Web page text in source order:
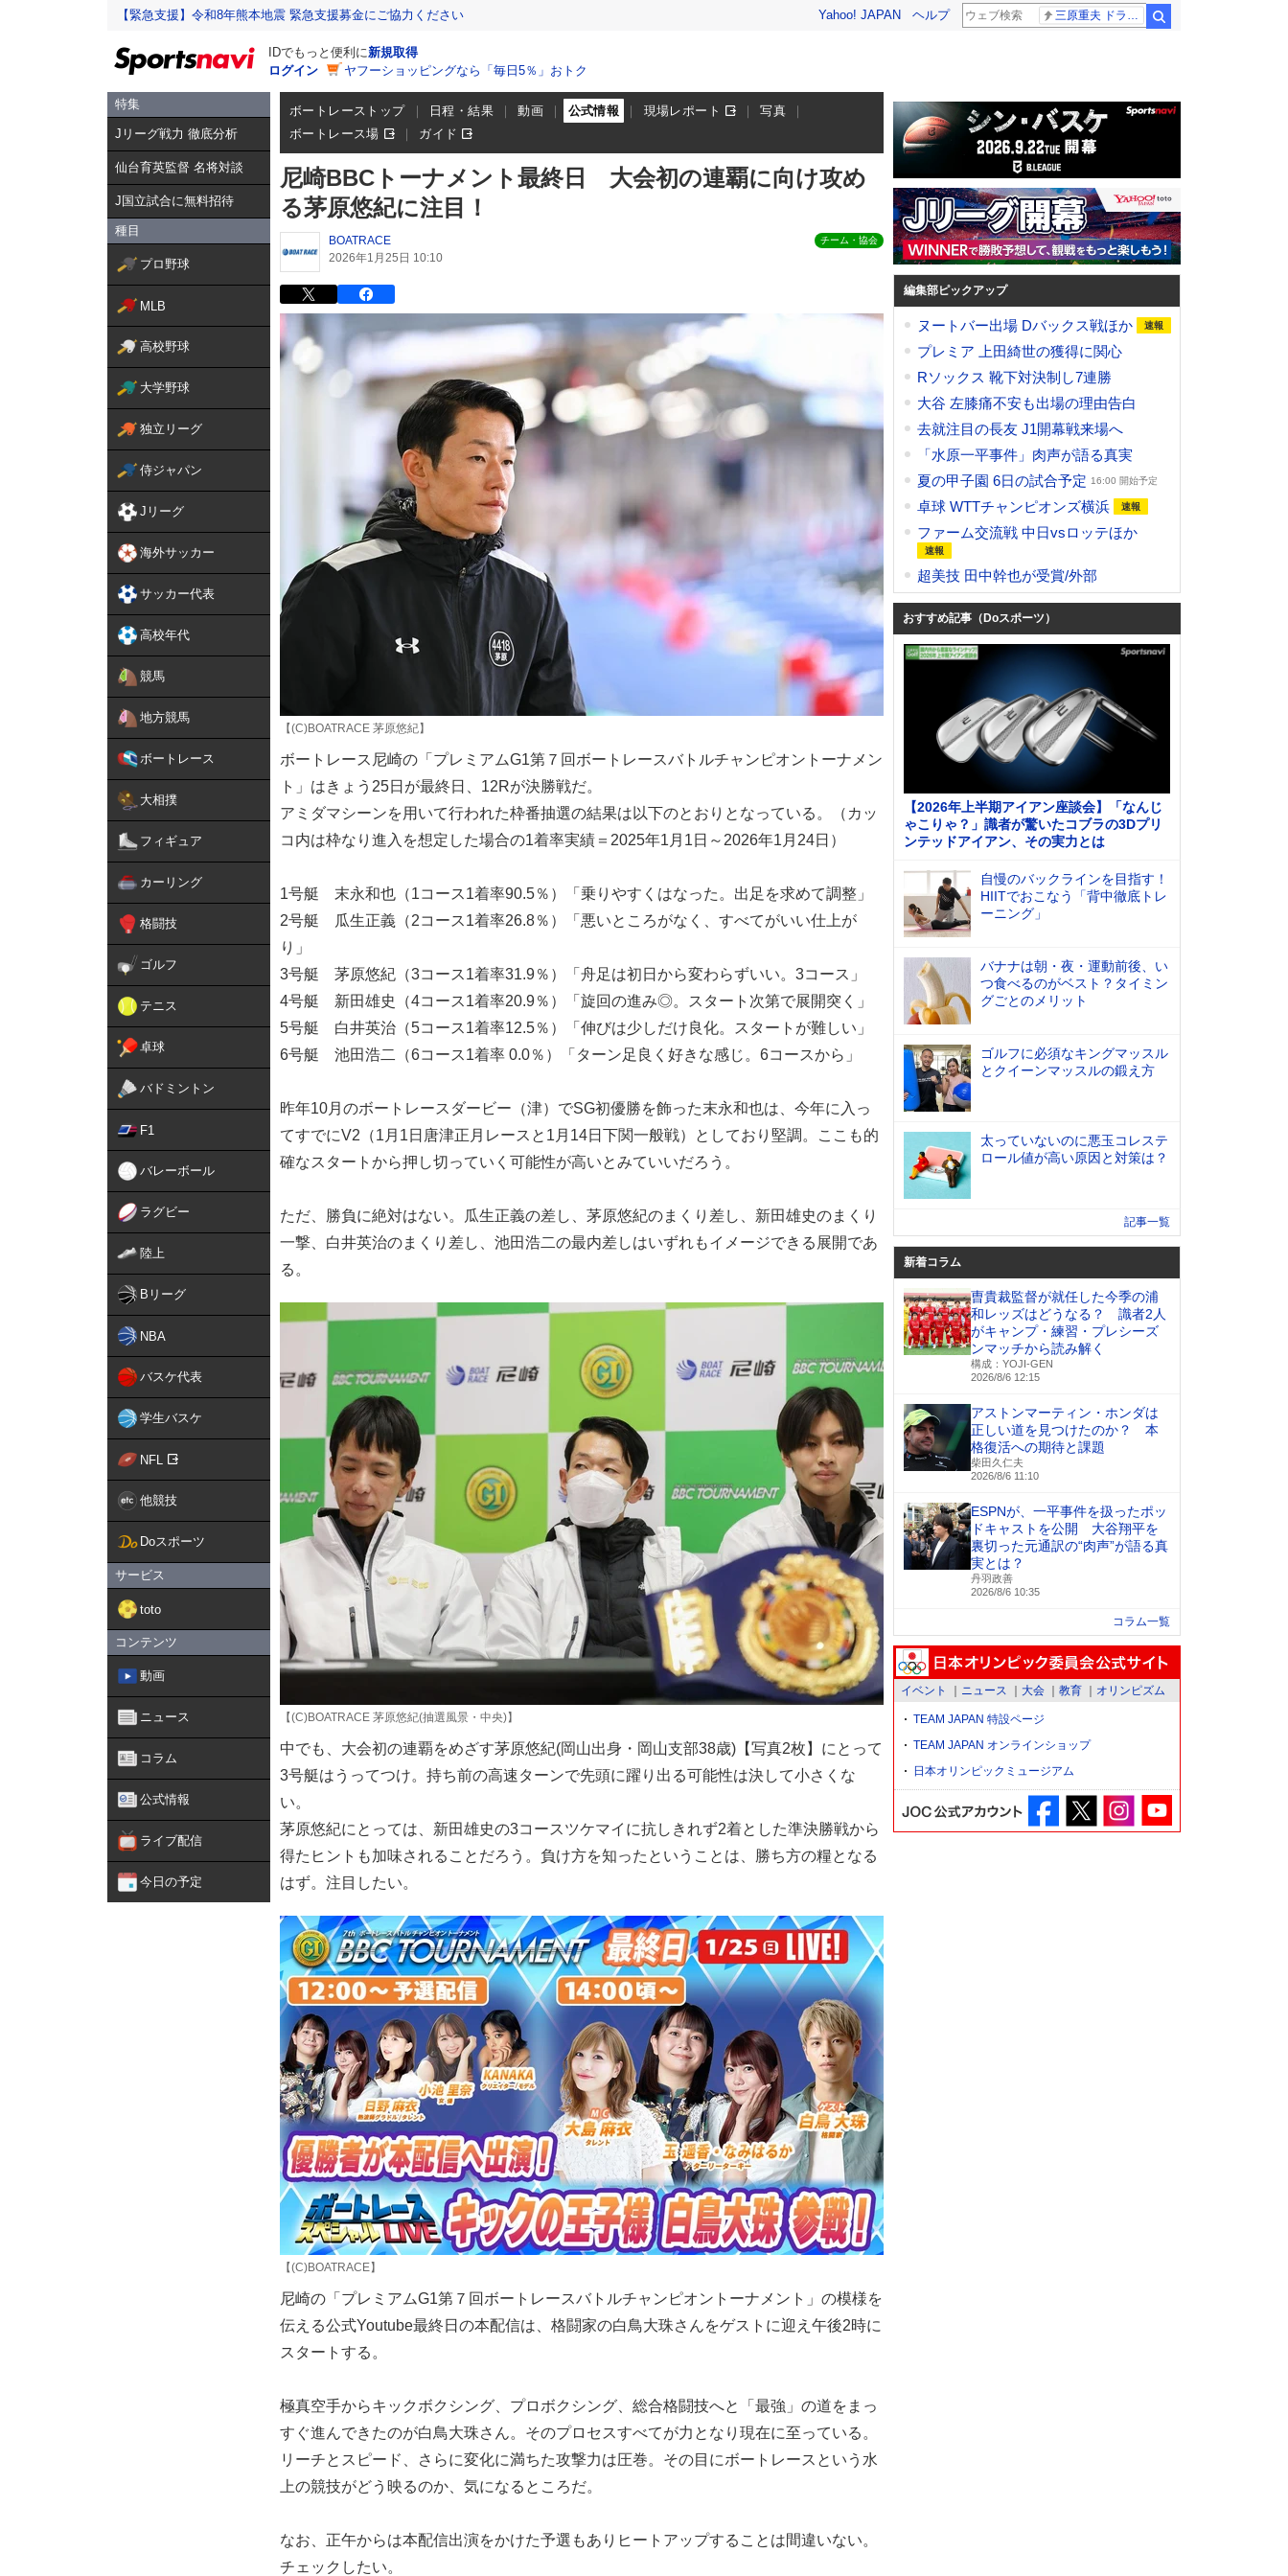
【緊急支援】令和8年熊本地震 緊急支援募金にご協力ください Yahoo! JAPAN ヘルプ
IDでもっと便利に新規取得
ログイン
ヤフーショッピングなら「毎日5％」おトク
特集
Jリーグ戦力 徹底分析
仙台育英監督 名将対談
J国立試合に無料招待
種目
プロ野球
MLB
高校野球
大学野球
独立リーグ
侍ジャパン
Jリーグ
海外サッカー
サッカー代表
高校年代
競馬
地方競馬
ボートレース
大相撲
フィギュア
カーリング
格闘技
ゴルフ
テニス
卓球
バドミントン
F1
バレーボール
ラグビー
陸上
Bリーグ
NBA
バスケ代表
学生バスケ
NFL
他競技
Doスポーツ
サービス
toto
コンテンツ
動画
ニュース
コラム
公式情報
ライブ配信
今日の予定
ボートレーストップ 日程・結果 動画 公式情報 現場レポート
写真
ボートレース場
ガイド
尼崎BBCトーナメント最終日 大会初の連覇に向け攻め
る茅原悠紀に注目！
BOATRACE
2026年1月25日 10:10
チーム・協会
【(C)BOATRACE 茅原悠紀】
ボートレース尼崎の「プレミアムG1第７回ボートレースバトルチャンピオントーナメン
ト」はきょう25日が最終日、12Rが決勝戦だ。
アミダマシーンを用いて行われた枠番抽選の結果は以下のとおりとなっている。（カッ
コ内は枠なり進入を想定した場合の1着率実績＝2025年1月1日～2026年1月24日）
1号艇 末永和也（1コース1着率90.5％）「乗りやすくはなった。出足を求めて調整」
2号艇 瓜生正義（2コース1着率26.8％）「悪いところがなく、すべてがいい仕上が
り」
3号艇 茅原悠紀（3コース1着率31.9％）「舟足は初日から変わらずいい。3コース」
4号艇 新田雄史（4コース1着率20.9％）「旋回の進み◎。スタート次第で展開突く」
5号艇 白井英治（5コース1着率12.5％）「伸びは少しだけ良化。スタートが難しい」
6号艇 池田浩二（6コース1着率 0.0％）「ターン足良く好きな感じ。6コースから」
昨年10月のボートレースダービー（津）でSG初優勝を飾った末永和也は、今年に入っ
てすでにV2（1月1日唐津正月レースと1月14日下関一般戦）としており堅調。ここも的
確なスタートから押し切っていく可能性が高いとみていいだろう。
ただ、勝負に絶対はない。瓜生正義の差し、茅原悠紀のまくり差し、新田雄史のまくり
一撃、白井英治のまくり差し、池田浩二の最内差しはいずれもイメージできる展開であ
る。
【(C)BOATRACE 茅原悠紀(抽選風景・中央)】
中でも、大会初の連覇をめざす茅原悠紀(岡山出身・岡山支部38歳)【写真2枚】にとって
3号艇はうってつけ。持ち前の高速ターンで先頭に躍り出る可能性は決して小さくな
い。
茅原悠紀にとっては、新田雄史の3コースツケマイに抗しきれず2着とした準決勝戦から
得たヒントも加味されることだろう。負け方を知ったということは、勝ち方の糧となる
はず。注目したい。
【(C)BOATRACE】
尼崎の「プレミアムG1第７回ボートレースバトルチャンピオントーナメント」の模様を
伝える公式Youtube最終日の本配信は、格闘家の白鳥大珠さんをゲストに迎え午後2時に
スタートする。
極真空手からキックボクシング、プロボクシング、総合格闘技へと「最強」の道をまっ
すぐ進んできたのが白鳥大珠さん。そのプロセスすべてが力となり現在に至っている。
リーチとスピード、さらに変化に満ちた攻撃力は圧巻。その目にボートレースという水
上の競技がどう映るのか、気になるところだ。
なお、正午からは本配信出演をかけた予選もありヒートアップすることは間違いない。
チェックしたい。
編集部ピックアップ
ヌートバー出場 Dバックス戦ほか
プレミア 上田綺世の獲得に関心
Rソックス 靴下対決制し7連勝
大谷 左膝痛不安も出場の理由告白
去就注目の長友 J1開幕戦来場へ
「水原一平事件」肉声が語る真実
夏の甲子園 6日の試合予定 16:00 開始予定
卓球 WTTチャンピオンズ横浜
ファーム交流戦 中日vsロッテほか
超美技 田中幹也が受賞/外部
おすすめ記事（Doスポーツ）
【2026年上半期アイアン座談会】「なんじ
ゃこりゃ？」識者が驚いたコブラの3Dプリ
ンテッドアイアン、その実力とは
自慢のバックラインを目指す！
HIITでおこなう「背中徹底トレ
ーニング」
バナナは朝・夜・運動前後、い
つ食べるのがベスト？タイミン
グごとのメリット
ゴルフに必須なキングマッスル
とクイーンマッスルの鍛え方
太っていないのに悪玉コレステ
ロール値が高い原因と対策は？
記事一覧
新着コラム
曺貴裁監督が就任した今季の浦
和レッズはどうなる？ 識者2人
がキャンプ・練習・プレシーズ
ンマッチから読み解く
構成：YOJI-GEN
2026/8/6 12:15
アストンマーティン・ホンダは
正しい道を見つけたのか？ 本
格復活への期待と課題
柴田久仁夫
2026/8/6 11:10
ESPNが、一平事件を扱ったポッ
ドキャストを公開 大谷翔平を
裏切った元通訳の“肉声”が語る真
実とは？
丹羽政善
2026/8/6 10:35
コラム一覧
イベント ニュース 大会 教育 オリンピズム
TEAM JAPAN 特設ページ
TEAM JAPAN オンラインショップ
日本オリンピックミュージアム